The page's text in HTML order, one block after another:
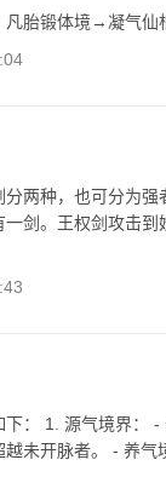
凡胎锻体境→凝气
两种，也可分为
剑。王权剑攻击
： 1. 源气境界：
未开脉者。 - 养气